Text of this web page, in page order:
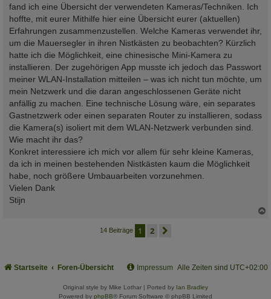
g
fand ich eine Übersicht der verwendeten Kameras/Techniken. Ich
hoffte, mit eurer Mithilfe hier eine Übersicht eurer (aktuellen)
Erfahrungen zusammenzustellen. Welche Kameras verwendet ihr,
um die Mauersegler in ihren Nistkästen zu beobachten? Kürzlich
hatte ich die Möglichkeit, eine chinesische Mini-Kamera zu
installieren. Der zugehörigen App musste ich jedoch das Passwort
meiner WLAN-Installation mitteilen – was ich nicht tun möchte, um
mein Netzwerk und die daran angeschlossenen Geräte nicht
anfällig zu machen. Eine technische Lösung wäre, ein separates
Gastnetzwerk oder einen separaten Router zu installieren, sodass
die Kamera(s) isoliert mit dem WLAN-Netzwerk verbunden sind.
Wie macht ihr das?
Konkret interessiere ich mich vor allem für sehr kleine Kameras,
da ich in meinen bestehenden Nistkästen kaum die Möglichkeit
habe, noch größere Umbauarbeiten vorzunehmen.
Vielen Dank
Stijn
n
14 Beiträge 1 2
Startseite Foren-Übersicht Alle Zeiten sind UTC+02:00
Impressum
Original style by Mike Lothar | Ported by Ian Bradley
Powered by phpBB® Forum Software © phpBB Limited